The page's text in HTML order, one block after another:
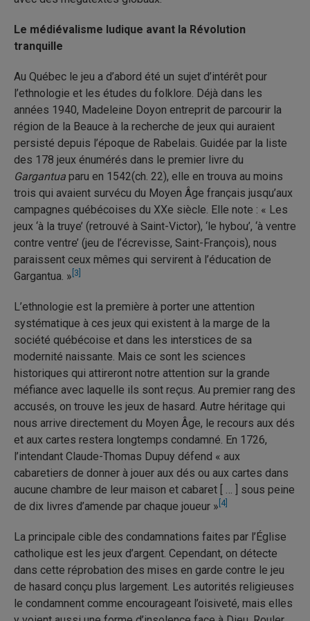
Le médiévalisme ludique avant la Révolution
tranquille
Au Québec le jeu a d’abord été un sujet d’intérêt pour
l’ethnologie et les études du folklore. Déjà dans les
années 1940, Madeleine Doyon entreprit de parcourir la
région de la Beauce à la recherche de jeux qui auraient
persisté depuis l’époque de Rabelais. Guidée par la liste
des 178 jeux énumérés dans le premier livre du
Gargantua paru en 1542(ch. 22), elle en trouva au moins
trois qui avaient survécu du Moyen Âge français jusqu’aux
campagnes québécoises du XXe siècle. Elle note : « Les
jeux ‘à la truye’ (retrouvé à Saint-Victor), ‘le hybou’, ‘à ventre
contre ventre’ (jeu de l’écrevisse, Saint-François), nous
paraissent ceux mêmes qui servirent à l’éducation de
Gargantua. » [3]
L’ethnologie est la première à porter une attention
systématique à ces jeux qui existent à la marge de la
société québécoise et dans les interstices de sa
modernité naissante. Mais ce sont les sciences
historiques qui attireront notre attention sur la grande
méfiance avec laquelle ils sont reçus. Au premier rang des
accusés, on trouve les jeux de hasard. Autre héritage qui
nous arrive directement du Moyen Âge, le recours aux dés
et aux cartes restera longtemps condamné. En 1726,
l’intendant Claude-Thomas Dupuy défend « aux
cabaretiers de donner à jouer aux dés ou aux cartes dans
aucune chambre de leur maison et cabaret [ … ] sous peine
de dix livres d’amende par chaque joueur » [4]
La principale cible des condamnations faites par l’Église
catholique est les jeux d’argent. Cependant, on détecte
dans cette réprobation des mises en garde contre le jeu
de hasard conçu plus largement. Les autorités religieuses
le condamnent comme encourageant l’oisiveté, mais elles